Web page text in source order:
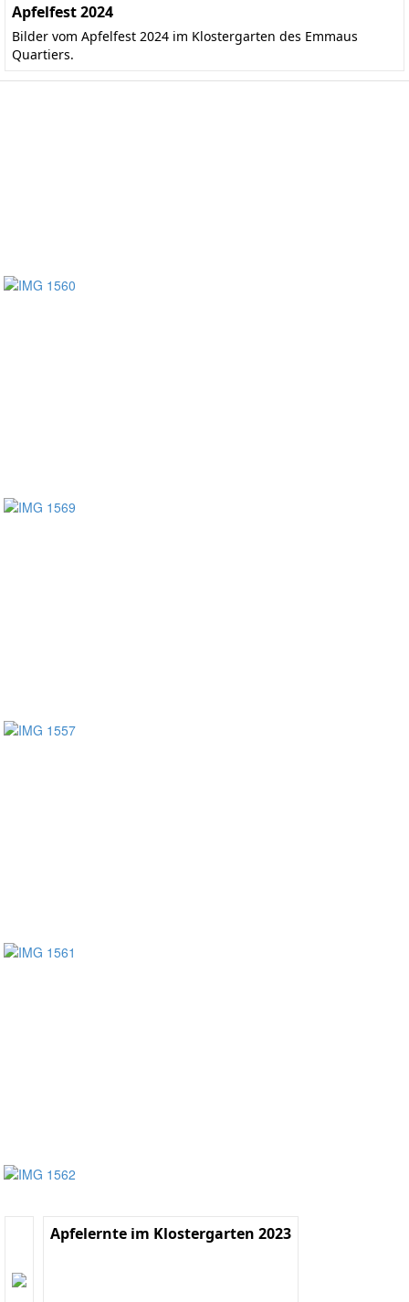
Apfelfest 2024
Bilder vom Apfelfest 2024 im Klostergarten des Emmaus
Quartiers.
Apfelernte im Klostergarten 2023